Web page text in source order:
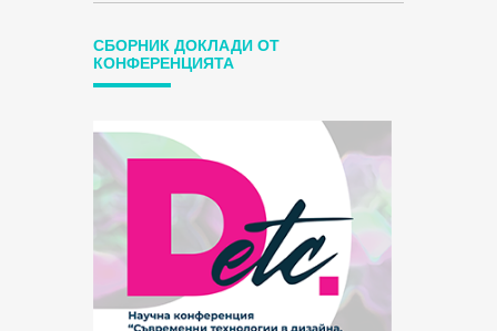
СБОРНИК ДОКЛАДИ ОТ
КОНФЕРЕНЦИЯТА